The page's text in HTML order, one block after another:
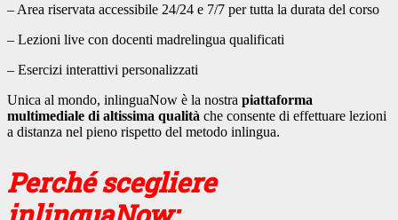
– Area riservata accessibile 24/24 e 7/7 per tutta la durata del corso
– Lezioni live con docenti madrelingua qualificati
– Esercizi interattivi personalizzati
Unica al mondo, inlinguaNow è la nostra piattaforma
multimediale di altissima qualità che consente di effettuare lezioni
a distanza nel pieno rispetto del metodo inlingua.
Perché scegliere